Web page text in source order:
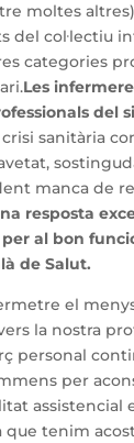
moltes
del col·lectiu
categories
Les
del
sanitària
manca de
resposta
al bon
de Salut.
el
la nostra
personal
per
assistencial
que tenim